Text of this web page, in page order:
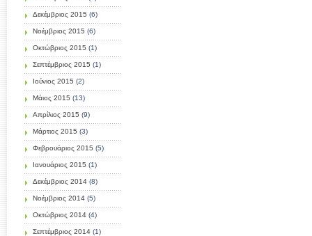
Δεκέμβριος 2015 (6)
Νοέμβριος 2015 (6)
Οκτώβριος 2015 (1)
Σεπτέμβριος 2015 (1)
Ιούνιος 2015 (2)
Μάιος 2015 (13)
Απρίλιος 2015 (9)
Μάρτιος 2015 (3)
Φεβρουάριος 2015 (5)
Ιανουάριος 2015 (1)
Δεκέμβριος 2014 (8)
Νοέμβριος 2014 (5)
Οκτώβριος 2014 (4)
Σεπτέμβριος 2014 (1)